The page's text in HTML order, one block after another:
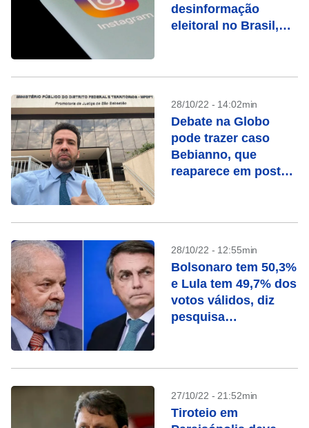
desinformação
eleitoral no Brasil,
28/10/22 - 14:02min
Debate na Globo
pode trazer caso
Bebianno, que
reaparece em posts
28/10/22 - 12:55min
Bolsonaro tem 50,3%
e Lula tem 49,7% dos
votos válidos, diz
pesquisa
27/10/22 - 21:52min
Tiroteio em